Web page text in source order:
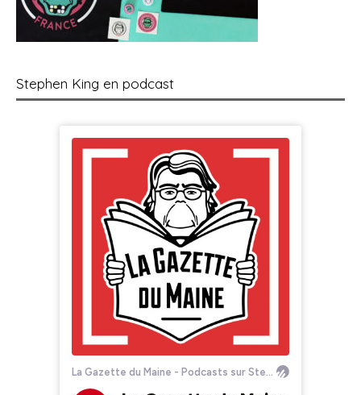
Stephen King en podcast